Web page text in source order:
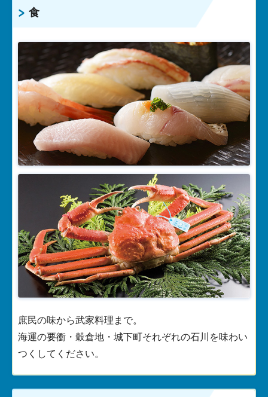
食
庶民の味から武家料理まで。
海運の要衝・穀倉地・城下町それぞれの石川を味わい
つくしてください。